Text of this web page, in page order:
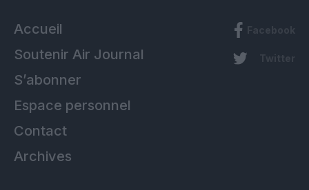
Accueil
Soutenir Air Journal
S’abonner
Espace personnel
Contact
Archives